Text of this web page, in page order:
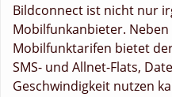
Bildconnect ist nicht nur
Mobilfunkanbieter. Neben
Mobilfunktarifen bietet
SMS- und Allnet-Flats,
Geschwindigkeit nutzen